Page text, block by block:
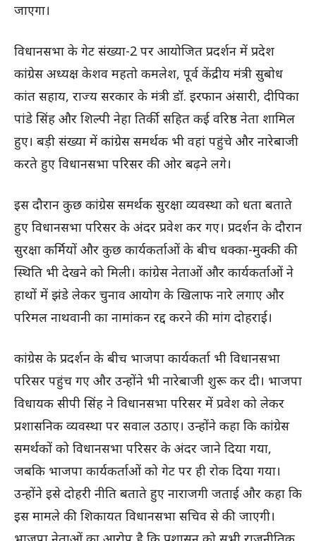
जाएगा।
विधानसभा के गेट संख्या-2 पर आयोजित प्रदर्शन में प्रदेश
कांग्रेस अध्यक्ष केशव महतो कमलेश, पूर्व केंद्रीय मंत्री सुबोध
कांत सहाय, राज्य सरकार के मंत्री डॉ. इरफान अंसारी, दीपिका
पांडे सिंह और शिल्पी नेहा तिर्की सहित कई वरिष्ठ नेता शामिल
हुए। बड़ी संख्या में कांग्रेस समर्थक भी वहां पहुंचे और नारेबाजी
करते हुए विधानसभा परिसर की ओर बढ़ने लगे।
इस दौरान कुछ कांग्रेस समर्थक सुरक्षा व्यवस्था को धता बताते
हुए विधानसभा परिसर के अंदर प्रवेश कर गए। प्रदर्शन के दौरान
सुरक्षा कर्मियों और कुछ कार्यकर्ताओं के बीच धक्का-मुक्की की
स्थिति भी देखने को मिली। कांग्रेस नेताओं और कार्यकर्ताओं ने
हाथों में झंडे लेकर चुनाव आयोग के खिलाफ नारे लगाए और
परिमल नाथवानी का नामांकन रद्द करने की मांग दोहराई।
कांग्रेस के प्रदर्शन के बीच भाजपा कार्यकर्ता भी विधानसभा
परिसर पहुंच गए और उन्होंने भी नारेबाजी शुरू कर दी। भाजपा
विधायक सीपी सिंह ने विधानसभा परिसर में प्रवेश को लेकर
प्रशासनिक व्यवस्था पर सवाल उठाए। उन्होंने कहा कि कांग्रेस
समर्थकों को विधानसभा परिसर के अंदर जाने दिया गया,
जबकि भाजपा कार्यकर्ताओं को गेट पर ही रोक दिया गया।
उन्होंने इसे दोहरी नीति बताते हुए नाराजगी जताई और कहा कि
इस मामले की शिकायत विधानसभा सचिव से की जाएगी।